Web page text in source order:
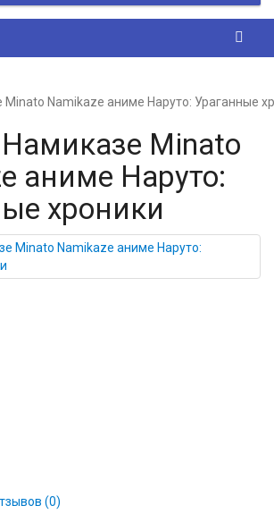
Namikaze аниме Наруто: Ураганные
Minato
аниме Наруто:
хроники
(0)